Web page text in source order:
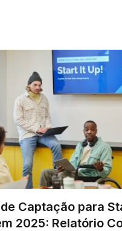
Captação para
2025: Relatório